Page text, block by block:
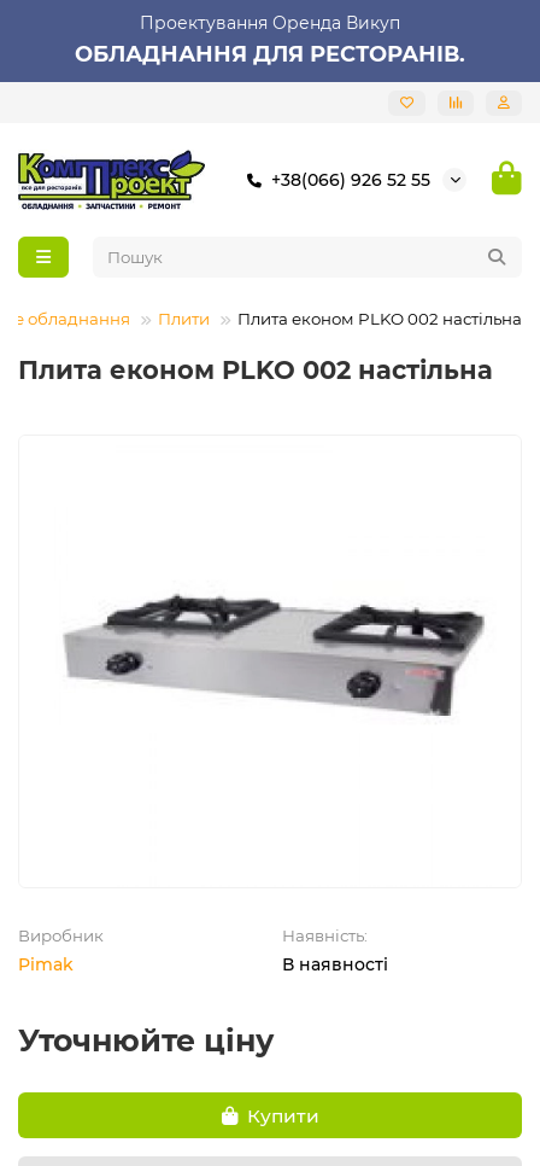
Проектування Оренда Викуп
ОБЛАДНАННЯ ДЛЯ РЕСТОРАНІВ.
+38(066) 926 52 55
обладнання Плити Плита економ PLKO 002 настільна
Плита економ PLKO 002 настільна
Виробник
Pimak
Наявність:
В наявності
Уточнюйте ціну
Купити